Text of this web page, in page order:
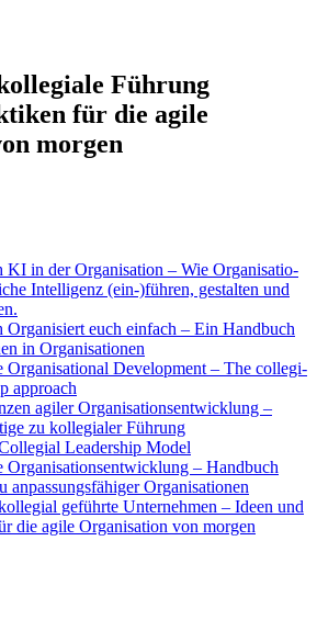
Führung
für die agile
morgen
KI in der Orga­ni­sa­ti­on – Wie Orga­ni­sa­tio­
Intel­li­genz (ein-)führen, gestal­ten und
Orga­ni­siert euch ein­fach – Ein Hand­buch
in Orga­ni­sa­tio­nen
Orga­ni­sa­tio­nal Deve­lo­p­ment – The col­le­gi­
approach
agi­ler Orga­ni­sa­ti­ons­ent­wick­lung –
zu kol­le­gia­ler Füh­rung
Lea­der­ship Model
Orga­ni­sa­ti­ons­ent­wick­lung – Hand­buch
anpas­sungs­fä­hi­ger Orga­ni­sa­tio­nen
geführ­te Unter­neh­men – Ideen und
die agi­le Orga­ni­sa­ti­on von mor­gen